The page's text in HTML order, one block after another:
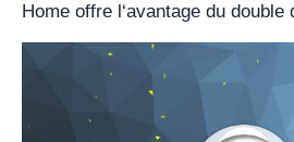
Home offre l‘avantage du double